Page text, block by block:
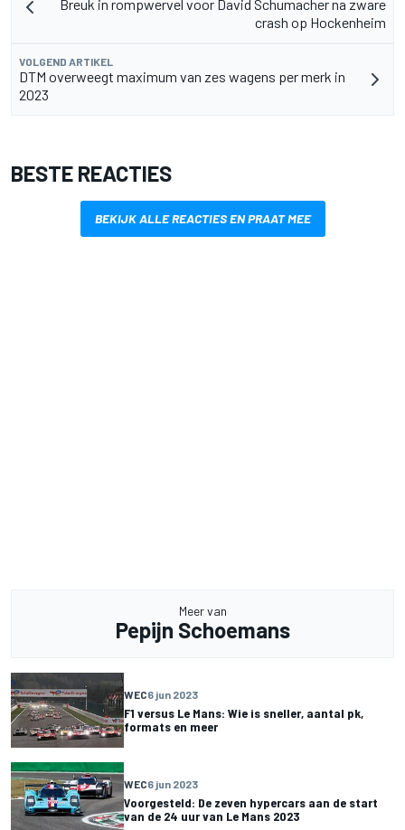
Breuk in rompwervel voor David Schumacher na zware
crash op Hockenheim
VOLGEND ARTIKEL
DTM overweegt maximum van zes wagens per merk in
2023
BESTE REACTIES
BEKIJK ALLE REACTIES EN PRAAT MEE
Meer van
Pepijn Schoemans
WEC6 jun 2023
F1 versus Le Mans: Wie is sneller, aantal pk,
formats en meer
WEC6 jun 2023
Voorgesteld: De zeven hypercars aan de start
van de 24 uur van Le Mans 2023